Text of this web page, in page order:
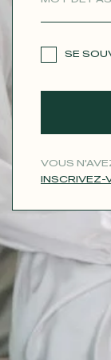
SE
VOUS
INSCRIVEZ-